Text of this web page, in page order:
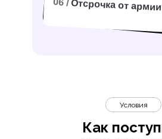
Отсрочка от армии
Как
Условия